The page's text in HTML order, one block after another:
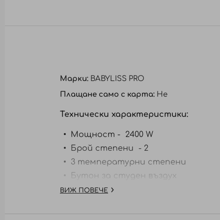
Марки: BABYLISS PRO
Плащане само с карта: Не
Технически характеристики:
Мощност - 2400 W
Брой степени - 2
3 температурни степени
Бутон за студен въздух
Йонна функция
ВИЖ ПОВЕЧЕ